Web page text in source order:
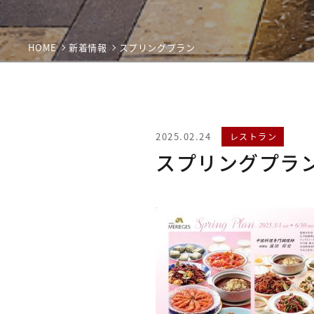
HOME 新着情報 スプリングプラン
2025.02.24 レストラン
スプリングプラ